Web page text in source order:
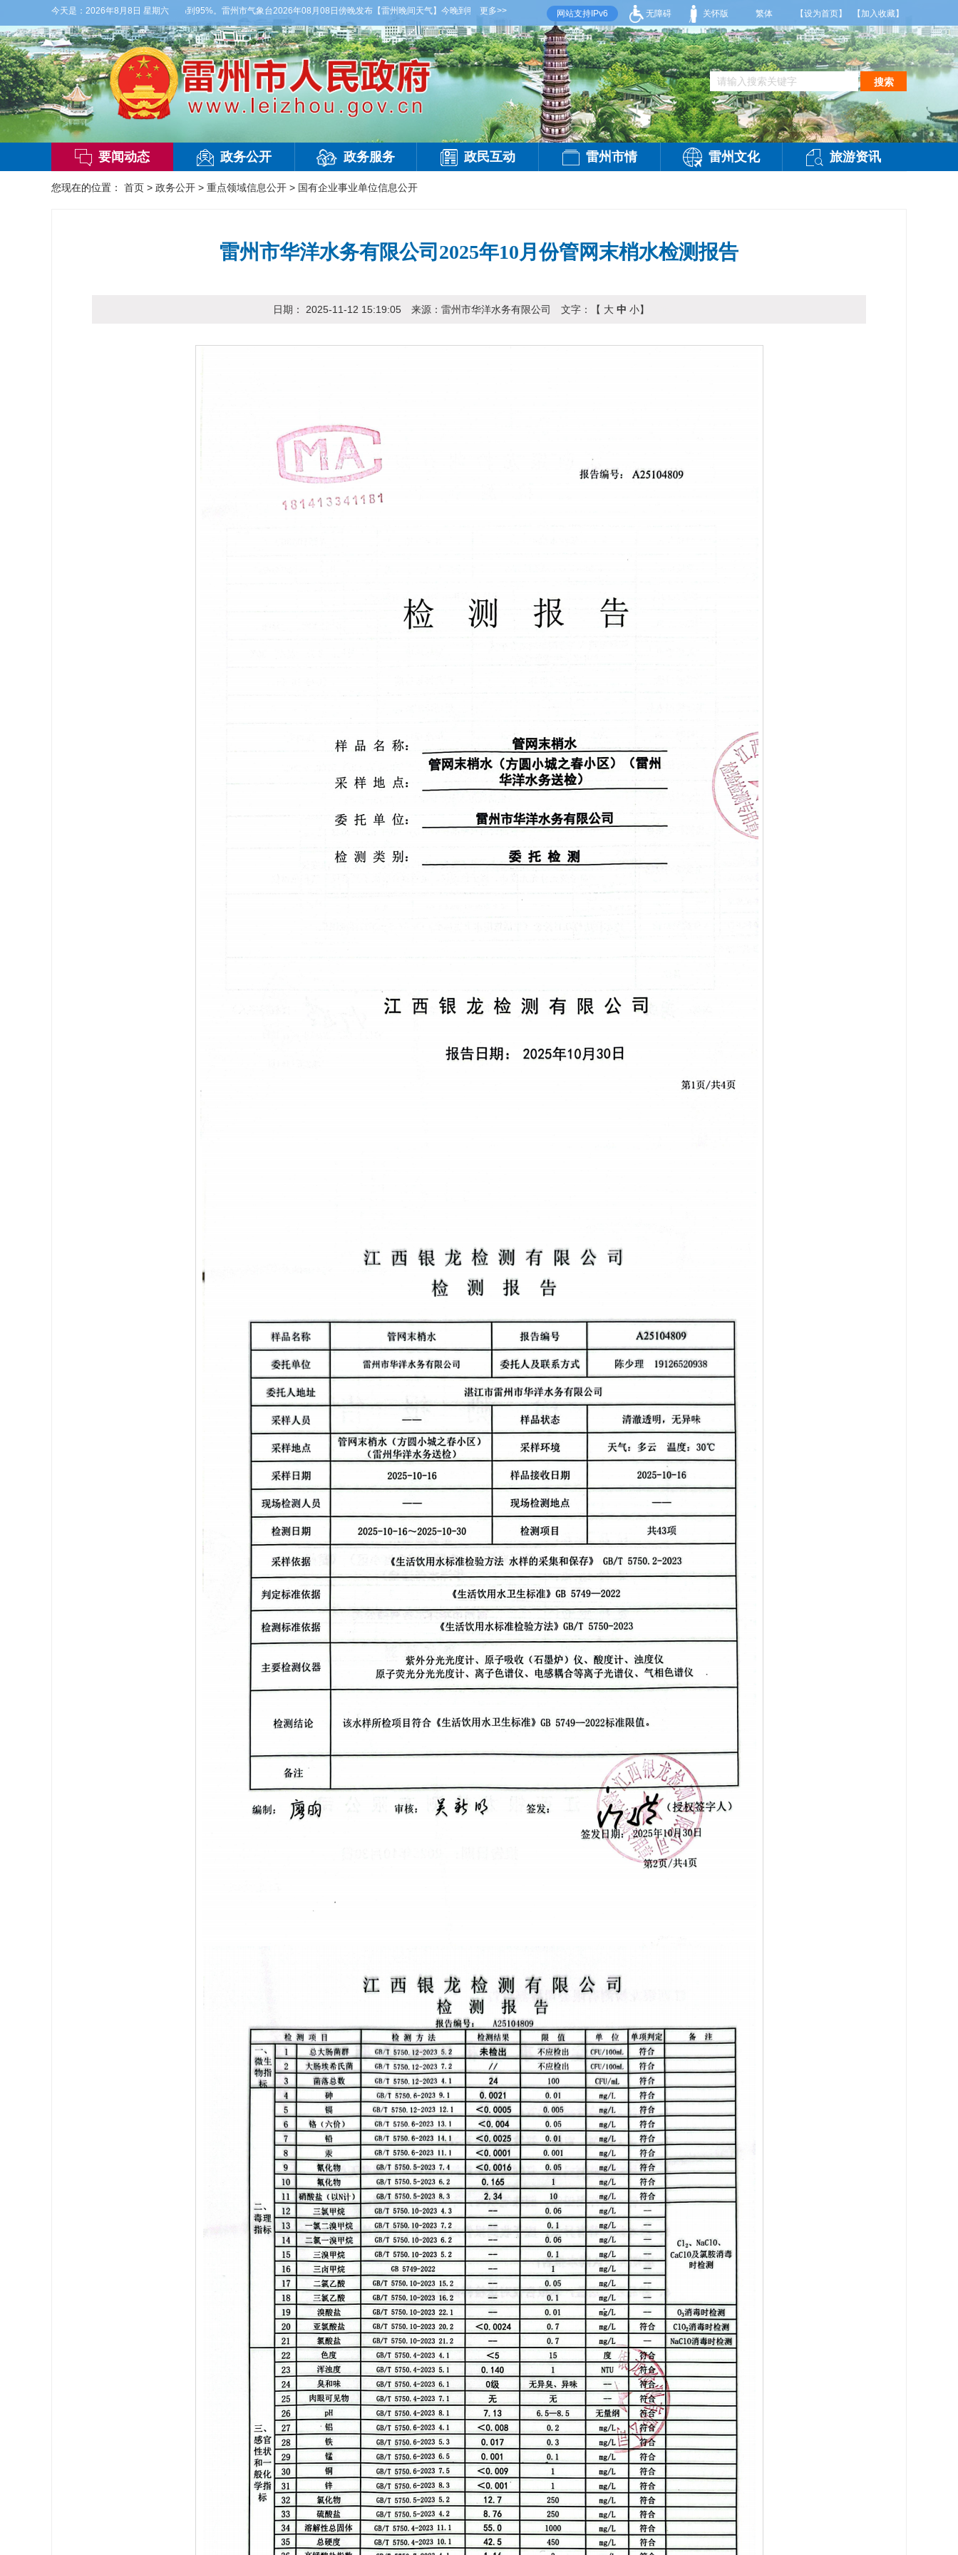
今天是： 2026年8月8日 星期六
2到3级，气温26到35度，相对湿度70%到95%。雷州市气象台2026年08月08日傍晚发布【雷州晚间天气】今晚到明天白天，多云，局部有雷阵雨，偏西风2到3级，气温26到35度，相对湿度70%到95%。雷州市气象台2026年08月08日傍晚发布
更多>> 网站支持IPv6 无障碍 关怀版 繁体 【设为首页】 【加入收藏】
搜索
要闻动态 政务公开 政务服务 政民互动 雷州市情 雷州文化 旅游资讯
您现在的位置： 首页 > 政务公开 > 重点领域信息公开 > 国有企业事业单位信息公开
雷州市华洋水务有限公司2025年10月份管网末梢水检测报告
日期： 2025-11-12 15:19:05 来源： 雷州市华洋水务有限公司 文字：【 大 中 小】